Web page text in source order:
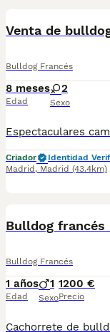
Venta de
Bulldog Francés
8 meses
Edad
2
Sexo
Criador
Identidad
Madrid , Madrid (43.4km)
Bulldog francés
Bulldog Francés
1 años
Edad
1
Sexo
1200 €
Precio